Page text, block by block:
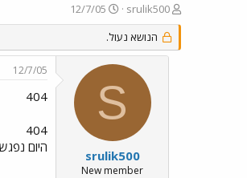
פ
ו
ת
ח
srulik500
פ
ו
ס
ם
ת
א
ר
י
ך
12/7/05
הנושא נעול.
S
srulik500
New member
12/7/05
404
404
היום נפגשתי עם